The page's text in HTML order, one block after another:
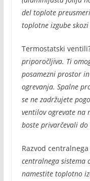
del toplote
toplotne izgube
Termostatski
priporočljiva. Ti
posamezni prostor
ogrevanja. Spalne
se ne zadržujete
ventilov ogrevate na
boste privarčevali
Razvod
centralnega sistema
namestite toplotno